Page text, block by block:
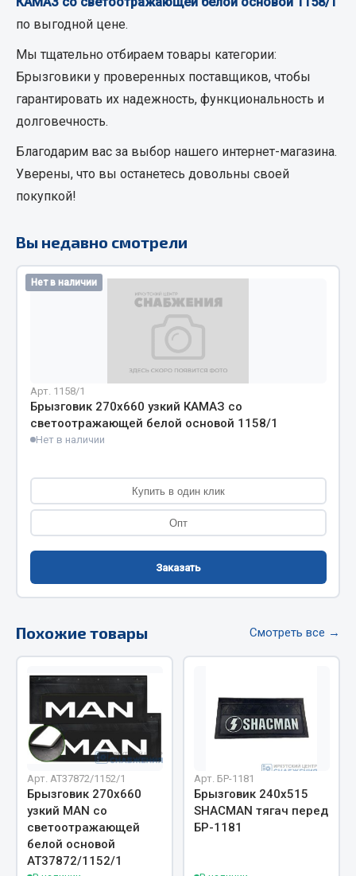
Весь раздел
МЕТИЗЫ
Гайки
Кольца стопорные
Пресс-масленки
Пружины
Хомуты
Показать ещё
Соединительные элементы
Camozzi
Трубки, муфты, гайки
Угольники
Фитинги
Штуцеры
Автомобильный инструмент
Измерительный инструмент
Крепежный инструмент
Режущий инструмент
Силовое оборудование
Слесарный инструмент
Столярный инструмент
по выгодной цене.
Мы тщательно отбираем товары категории:
Брызговики у проверенных поставщиков, чтобы
гарантировать их надежность, функциональность и
долговечность.
Благодарим вас за выбор нашего интернет-магазина.
Уверены, что вы останетесь довольны своей
покупкой!
Вы недавно смотрели
Нет в наличии
Арт. 1158/1
Брызговик 270х660 узкий КАМАЗ со
светоотражающей белой основой 1158/1
Нет в наличии
Купить в один клик
Опт
Заказать
Похожие товары Смотреть все →
Арт. AT37872/1152/1
Брызговик 270х660
узкий MAN со
светоотражающей
белой основой
АТ37872/1152/1
Арт. БР-1181
Брызговик 240х515
SHACMAN тягач перед
БР-1181